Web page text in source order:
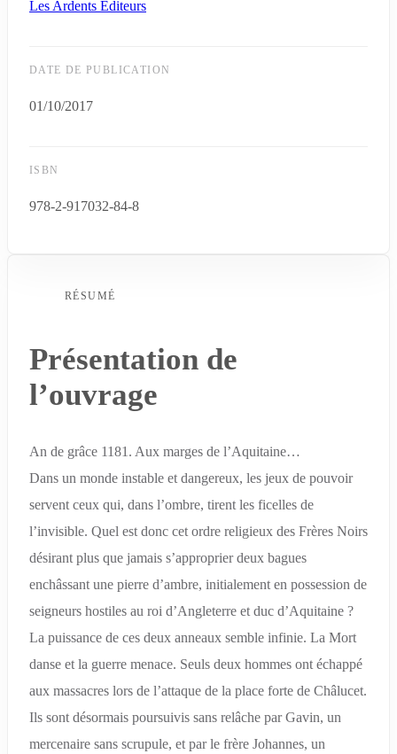
Les Ardents Éditeurs
DATE DE PUBLICATION
01/10/2017
ISBN
978-2-917032-84-8
RÉSUMÉ
Présentation de
l’ouvrage
An de grâce 1181. Aux marges de l’Aquitaine…
Dans un monde instable et dangereux, les jeux de pouvoir
servent ceux qui, dans l’ombre, tirent les ficelles de
l’invisible. Quel est donc cet ordre religieux des Frères Noirs
désirant plus que jamais s’approprier deux bagues
enchâssant une pierre d’ambre, initialement en possession de
seigneurs hostiles au roi d’Angleterre et duc d’Aquitaine ?
La puissance de ces deux anneaux semble infinie. La Mort
danse et la guerre menace. Seuls deux hommes ont échappé
aux massacres lors de l’attaque de la place forte de Châlucet.
Ils sont désormais poursuivis sans relâche par Gavin, un
mercenaire sans scrupule, et par le frère Johannes, un